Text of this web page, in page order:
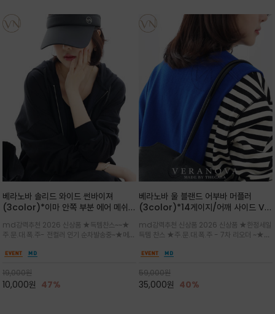
베라노바 솔리드 와이드 썬바이져
(3color)*이마 안쪽 부분 에어 메쉬
노바 심볼 전사 인쇄(Transfer
Printing)뒷밴딩으로 사이즈 조절이 가
능해 누구나 안정적으로 착용
md강력추천 2026 신상품 ★득템찬스~~★
주.문.대.폭.주- 전컬러 인기 순차발송중~★메쉬
일 보송보송한 스킨케어 핏(Skin-care fit)을
프,여행까지~~
19,000원
10,000원 47%
베라노바 울 블랜드 어부바 머플러
(3color)*14게이지/어깨 사이드 VN
잡는 감각적인 레이어드 니트 어부바숄/
뒷면의 은은한 V자 조직감과 부드러운
터치감으로 완성도를 높였으며, 단조로
md강력추천 신상품 2026 신상품 ★한정세일
득템 찬스 ★주.문.대.폭.주 - 7차 리오더 ~★셔
인트를 주기 좋으며, 소매 끝단에 위치한 실버
스러움을 동시에
59,000원
35,000원 40%